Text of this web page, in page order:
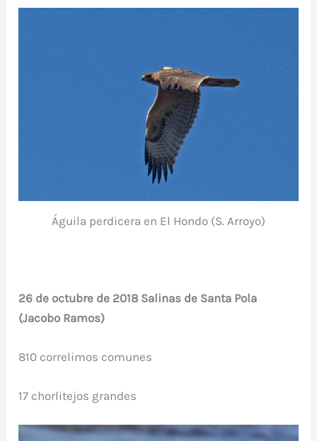
Águila perdicera en El Hondo (S. Arroyo)
26 de octubre de 2018 Salinas de Santa Pola
(Jacobo Ramos)
810 correlimos comunes
17 chorlitejos grandes